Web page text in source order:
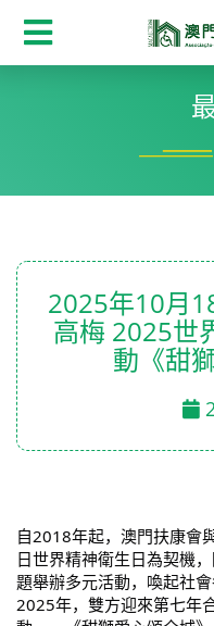
2025年10月
高梅 2025世
動《甜
自2018年起，澳門扶康會
日世界精神衛生日為契機
題舉辦多元活動，喚起社
2025年，雙方迎來第七年